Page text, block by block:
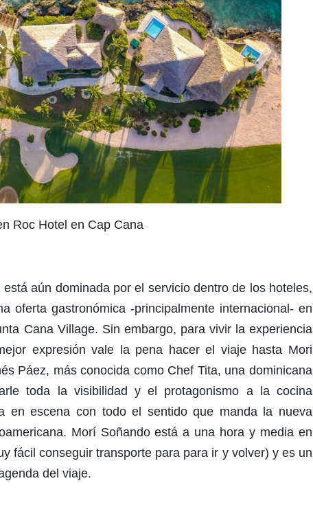
Roc Hotel en Cap Cana
aún dominada por el servicio dentro de los hoteles,
oferta gastronómica -principalmente internacional- en
Cana Village. Sin embargo, para vivir la experiencia
expresión vale la pena hacer el viaje hasta Mori
Páez, más conocida como Chef Tita, una dominicana
toda la visibilidad y el protagonismo a la cocina
en escena con todo el sentido que manda la nueva
Morí Soñando está a una hora y media en
fácil conseguir transporte para para ir y volver) y es un
del viaje.